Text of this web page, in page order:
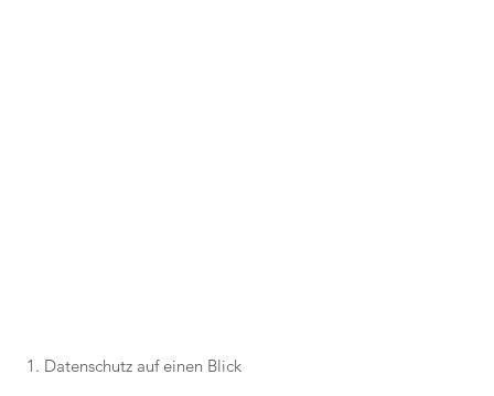
1. Datenschutz auf einen Blick